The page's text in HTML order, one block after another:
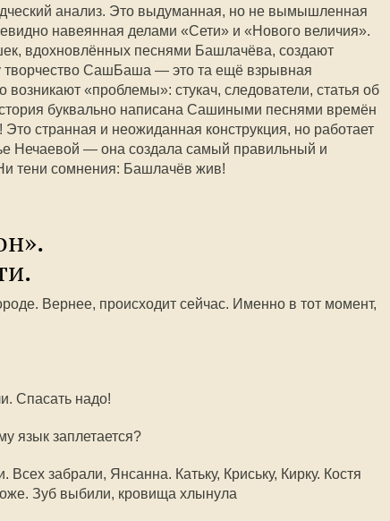
анализ. Это выдуманная, но не вымышленная
навеянная делами «Сети» и «Нового величия».
вдохновлённых песнями Башлачёва, создают
творчество СашБаша — это та ещё взрывная
«проблемы»: стукач, следователи, статья об
буквально написана Сашиными песнями времён
странная и неожиданная конструкция, но работает
Нечаевой — она создала самый правильный и
тени сомнения: Башлачёв жив!
Вернее, происходит сейчас. Именно в тот момент,
Спасать надо!
язык заплетается?
забрали, Янсанна. Катьку, Криську, Кирку. Костя
Зуб выбили, кровища хлынула